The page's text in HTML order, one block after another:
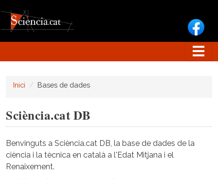
Inici Bases de dades
Sciència.cat DB
Benvinguts a Sciència.cat DB, la base de dades de la
ciència i la tècnica en català a l'Edat Mitjana i el
Renaixement.